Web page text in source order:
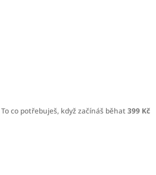
To co potřebuješ, když začínáš běhat399 Kč